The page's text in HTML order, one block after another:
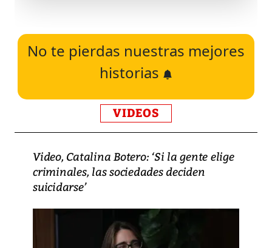
No te pierdas nuestras mejores
historias
VIDEOS
Video, Catalina Botero: ‘Si la gente elige
criminales, las sociedades deciden
suicidarse’